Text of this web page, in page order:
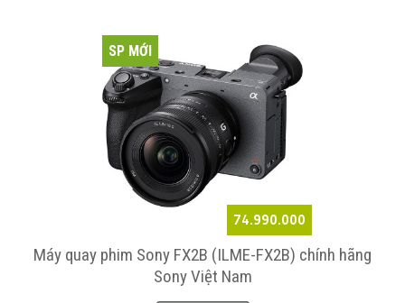
74.990.000
SP MỚI
Máy quay phim Sony FX2B (ILME-FX2B) chính hãng
Sony Việt Nam